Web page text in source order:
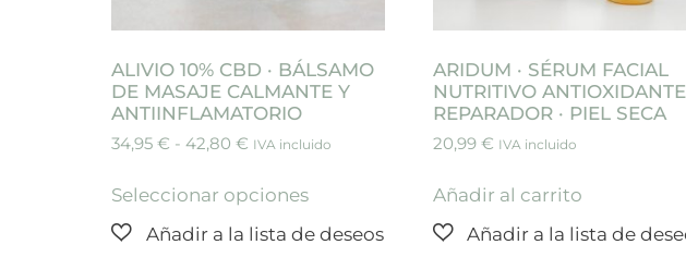
ALIVIO 10% CBD · BÁLSAMO
DE MASAJE CALMANTE Y
ANTIINFLAMATORIO
34,95 € - 42,80 € IVA incluido
Seleccionar opciones
ARIDUM · SÉRUM FACIAL
NUTRITIVO ANTIOXIDANTE
REPARADOR · PIEL SECA
20,99 € IVA incluido
Añadir al carrito